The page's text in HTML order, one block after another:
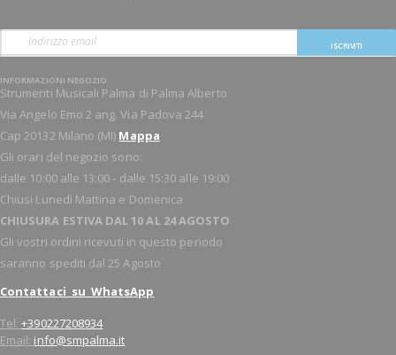
ISCRIVITI
INFORMAZIONI NEGOZIO
Strumenti Musicali Palma di Palma Alberto
Via Angelo Emo 2 ang. Via Padova 244
Cap 20132 Milano (MI) Mappa
Gli orari del negozio sono:
dalle 10:00 alle 13:00 - dalle 15:30 alle 19:00
Chiusi Lunedì Mattina e Domenica
CHIUSURA ESTIVA DAL 10 AL 24 AGOSTO
Gli vostri ordini ricevuti in questo periodo
saranno spediti dal 25 Agosto
Contattaci su WhatsApp
Tel:+390227208934
Email: info@smpalma.it